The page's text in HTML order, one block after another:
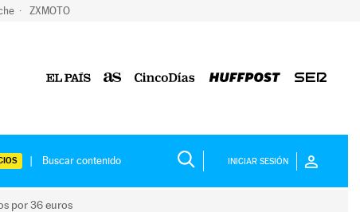
ZXMOTO
INICIAR SESIÓN
por 36 euros